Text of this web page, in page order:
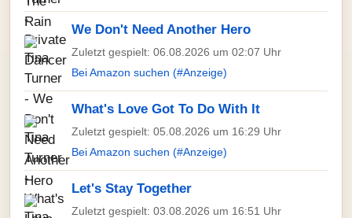
We Don't Need Another Hero
Zuletzt gespielt: 06.08.2026 um 02:07 Uhr
Bei Amazon suchen (#Anzeige)
What's Love Got To Do With It
Zuletzt gespielt: 05.08.2026 um 16:29 Uhr
Bei Amazon suchen (#Anzeige)
Let's Stay Together
Zuletzt gespielt: 03.08.2026 um 16:51 Uhr